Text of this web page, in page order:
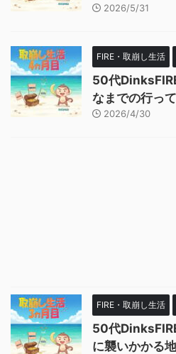
2026/5/31
FIRE・取崩し生活
50代
なまでの行っ
2026/4/30
FIRE・取崩し生活
50代
に襲いかかる